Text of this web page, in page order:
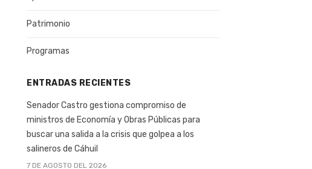
Patrimonio
Programas
ENTRADAS RECIENTES
Senador Castro gestiona compromiso de
ministros de Economía y Obras Públicas para
buscar una salida a la crisis que golpea a los
salineros de Cáhuil
7 DE AGOSTO DEL 2026